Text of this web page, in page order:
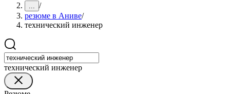
... /
резюме в Аниве/
технический инженер
технический инженер